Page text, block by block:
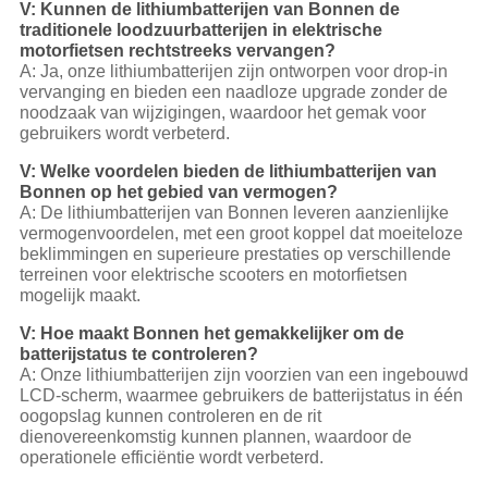
V: Kunnen de lithiumbatterijen van Bonnen de
traditionele loodzuurbatterijen in elektrische
motorfietsen rechtstreeks vervangen?
A: Ja, onze lithiumbatterijen zijn ontworpen voor drop-in
vervanging en bieden een naadloze upgrade zonder de
noodzaak van wijzigingen, waardoor het gemak voor
gebruikers wordt verbeterd.
V: Welke voordelen bieden de lithiumbatterijen van
Bonnen op het gebied van vermogen?
A: De lithiumbatterijen van Bonnen leveren aanzienlijke
vermogenvoordelen, met een groot koppel dat moeiteloze
beklimmingen en superieure prestaties op verschillende
terreinen voor elektrische scooters en motorfietsen
mogelijk maakt.
V: Hoe maakt Bonnen het gemakkelijker om de
batterijstatus te controleren?
A: Onze lithiumbatterijen zijn voorzien van een ingebouwd
LCD-scherm, waarmee gebruikers de batterijstatus in één
oogopslag kunnen controleren en de rit
dienovereenkomstig kunnen plannen, waardoor de
operationele efficiëntie wordt verbeterd.